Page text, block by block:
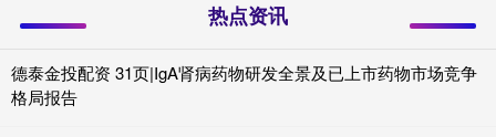
热点资讯
德泰金投配资 31页|IgA肾病药物研发全景及已上市药物市场竞争
格局报告